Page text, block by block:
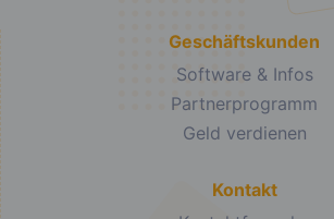
Geschäftskunden
Software & Infos
Partnerprogramm
Geld verdienen
Kontakt